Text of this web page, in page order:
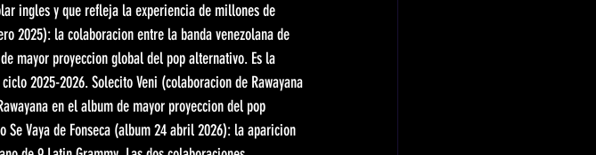
ingles y que refleja la experiencia de millones de
2025): la colaboracion entre la banda venezolana de
mayor proyeccion global del pop alternativo. Es la
2025-2026. Solecito Veni (colaboracion de Rawayana
en el album de mayor proyeccion del pop
Se Vaya de Fonseca (album 24 abril 2026): la aparicion